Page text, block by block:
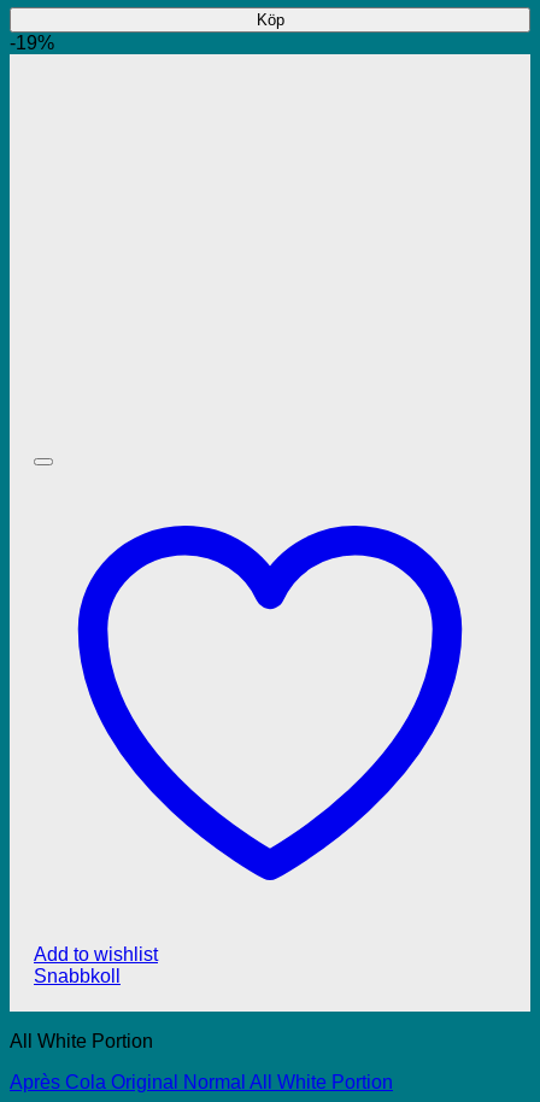
Köp
-19%
Add to wishlist
Snabbkoll
All White Portion
Après Cola Original Normal All White Portion